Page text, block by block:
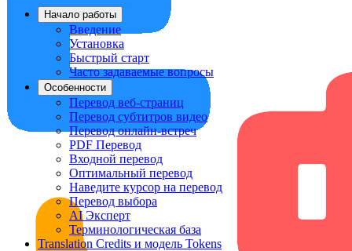
Начало работы
Введение
Установка
Быстрый старт
Часто задаваемые вопросы
Особенности
Перевод веб-страниц
Перевод субтитров видео
Перевод онлайн-встреч
PDF Перевод
Входной перевод
Оптимальный перевод
Наведите курсор на перевод
Перевод выбора
AI Эксперт
Терминологическая база
Translation Credits и модель Tokens